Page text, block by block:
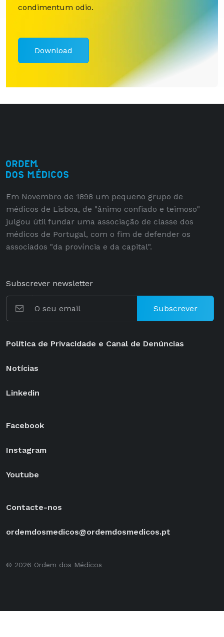
condimentum odio.
Download
Em Novembro de 1898 um pequeno grupo de
médicos de Lisboa, de "ânimo confiado e teimoso"
julgou útil fundar uma associação de classe dos
médicos de Portugal, com o fim de defender os
associados "da província e da capital".
Subscrever newsletter
Subscrever
Política de Privacidade e Canal de Denúncias
Notícias
Linkedin
Facebook
Instagram
Youtube
Contacte-nos
ordemdosmedicos@ordemdosmedicos.pt
© 2026 Ordem dos Médicos